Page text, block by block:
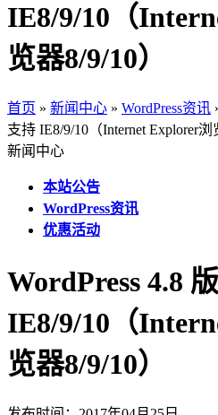
IE8/9/10（
览器8/9/10）
首页 » 新闻中心 » WordPress资讯
支持 IE8/9/10（Internet Explorer浏
新闻中心
本站公告
WordPress资讯
优惠活动
WordPress 4.8
IE8/9/10（
览器8/9/10）